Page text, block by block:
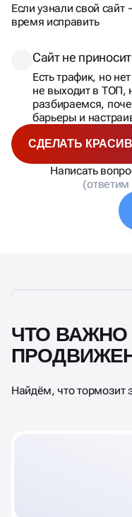
Если узнали свой
время исправить
СДЕЛАТЬ
Написать
(ответим
Сайт не
Есть трафик, но
не выходит в ТОП,
разбираемся,
барьеры и
ЧТО
Найдём, что тормозит